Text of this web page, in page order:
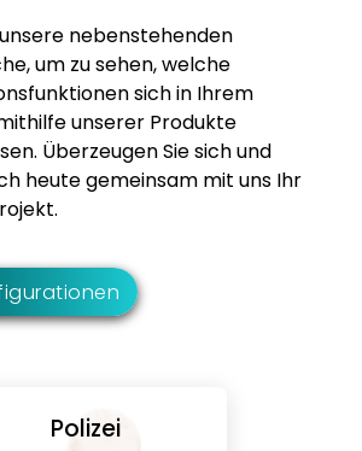
nebenstehenden
um zu sehen, welche
sich in Ihrem
unserer Produkte
Überzeugen Sie sich und
heute gemeinsam mit uns Ihr
Polizei